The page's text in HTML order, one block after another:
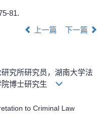
81.
上一篇 下一篇
究所研究员，湖南大学法
院博士研究生
to Criminal Law